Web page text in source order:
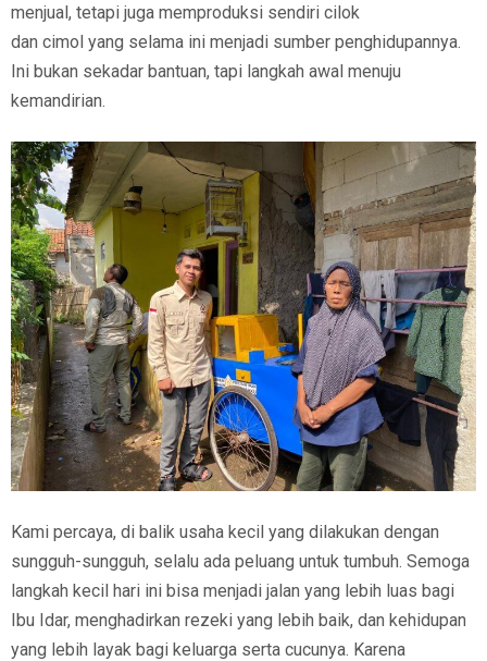
menjual, tetapi juga memproduksi sendiri cilok
dan cimol yang selama ini menjadi sumber penghidupannya.
Ini bukan sekadar bantuan, tapi langkah awal menuju
kemandirian.
Kami percaya, di balik usaha kecil yang dilakukan dengan
sungguh-sungguh, selalu ada peluang untuk tumbuh. Semoga
langkah kecil hari ini bisa menjadi jalan yang lebih luas bagi
Ibu Idar, menghadirkan rezeki yang lebih baik, dan kehidupan
yang lebih layak bagi keluarga serta cucunya. Karena